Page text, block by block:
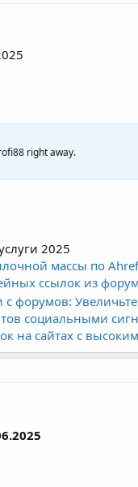
right away.
2025
массы по
ссылок из
с форумов:
социальными
на сайтах с